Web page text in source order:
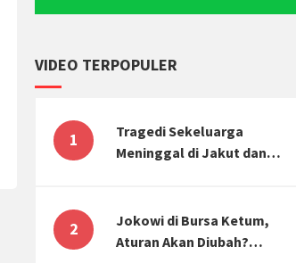
VIDEO TERPOPULER
1
Tragedi Sekeluarga
Meninggal di Jakut dan
Mental-Finansial
2
Jokowi di Bursa Ketum,
Aturan Akan Diubah?